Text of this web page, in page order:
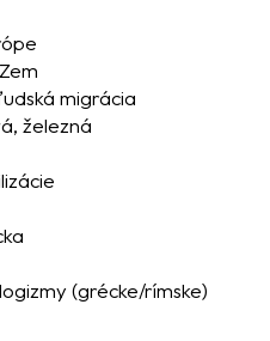
migrácia
železná
(grécke/rímske)